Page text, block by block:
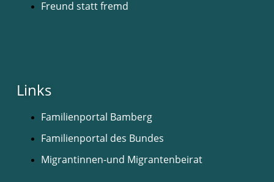
Freund statt fremd
Links
Familienportal Bamberg
Familienportal des Bundes
Migrantinnen-und Migrantenbeirat